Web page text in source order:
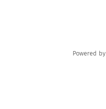
Powered by